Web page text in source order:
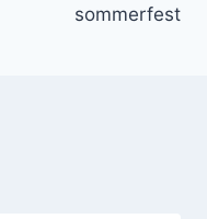
sommerfest